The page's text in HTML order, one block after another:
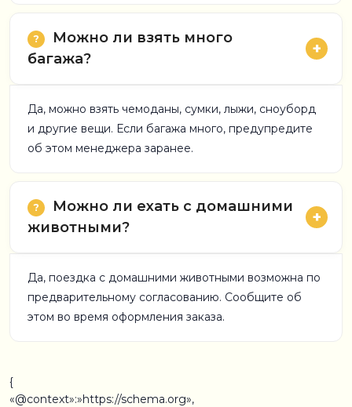
Можно ли взять много
багажа?
Да, можно взять чемоданы, сумки, лыжи, сноуборд
и другие вещи. Если багажа много, предупредите
об этом менеджера заранее.
Можно ли ехать с домашними
животными?
Да, поездка с домашними животными возможна по
предварительному согласованию. Сообщите об
этом во время оформления заказа.
{
«@context»:»https://schema.org»,